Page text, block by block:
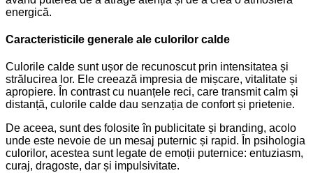
energică.
Caracteristicile generale ale culorilor calde
Culorile calde sunt ușor de recunoscut prin intensitatea și
strălucirea lor. Ele creează impresia de mișcare, vitalitate și
apropiere. În contrast cu nuanțele reci, care transmit calm și
distanță, culorile calde dau senzația de confort și prietenie.
De aceea, sunt des folosite în publicitate și branding, acolo
unde este nevoie de un mesaj puternic și rapid. În psihologia
culorilor, acestea sunt legate de emoții puternice: entuziasm,
curaj, dragoste, dar și impulsivitate.